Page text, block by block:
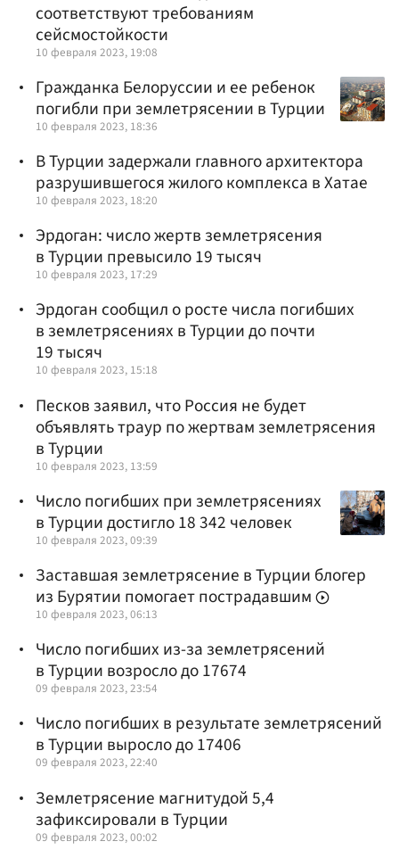
соответствуют требованиям
сейсмостойкости
10 февраля 2023, 19:08
Гражданка Белоруссии и ее ребенок
погибли при землетрясении в Турции
10 февраля 2023, 18:36
В Турции задержали главного архитектора
разрушившегося жилого комплекса в Хатае
10 февраля 2023, 18:20
Эрдоган: число жертв землетрясения
в Турции превысило 19 тысяч
10 февраля 2023, 17:29
Эрдоган сообщил о росте числа погибших
в землетрясениях в Турции до почти
19 тысяч
10 февраля 2023, 15:18
Песков заявил, что Россия не будет
объявлять траур по жертвам землетрясения
в Турции
10 февраля 2023, 13:59
Число погибших при землетрясениях
в Турции достигло 18 342 человек
10 февраля 2023, 09:39
Заставшая землетрясение в Турции блогер
из Бурятии помогает пострадавшим
10 февраля 2023, 06:13
Число погибших из-за землетрясений
в Турции возросло до 17674
09 февраля 2023, 23:54
Число погибших в результате землетрясений
в Турции выросло до 17406
09 февраля 2023, 22:40
Землетрясение магнитудой 5,4
зафиксировали в Турции
09 февраля 2023, 00:02